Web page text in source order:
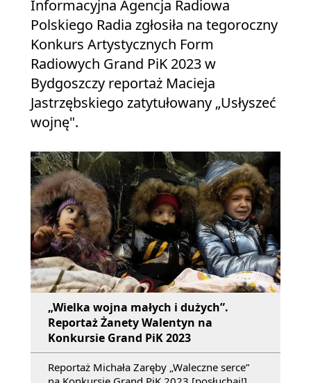
Informacyjna Agencja Radiowa
Polskiego Radia zgłosiła na tegoroczny
Konkurs Artystycznych Form
Radiowych Grand PiK 2023 w
Bydgoszczy reportaż Macieja
Jastrzębskiego zatytułowany „Usłyszeć
wojnę".
„Wielka wojna małych i dużych”.
Reportaż Żanety Walentyn na
Konkursie Grand PiK 2023
Reportaż Michała Zaręby „Waleczne serce”